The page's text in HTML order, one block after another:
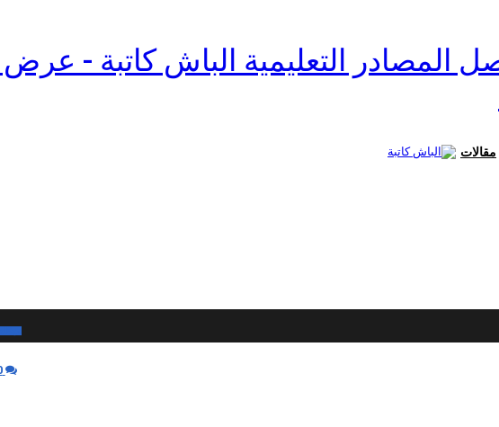
الباش كاتبة -
مقالات